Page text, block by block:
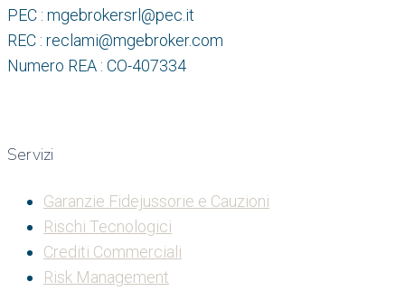
PEC : mgebrokersrl@pec.it
REC : reclami@mgebroker.com
Numero REA : CO-407334
Servizi
Garanzie Fidejussorie e Cauzioni
Rischi Tecnologici
Crediti Commerciali
Risk Management